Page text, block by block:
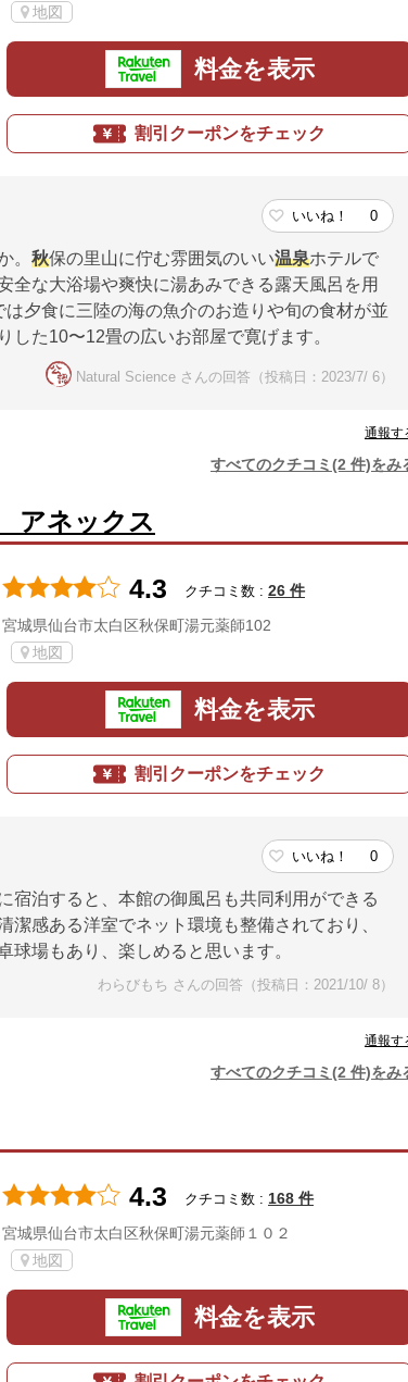
地図
料金を表示
割引クーポンをチェック
いいね！ 0
。 秋保の里山に佇む雰囲気のいい温泉ホテルで
全な大浴場や爽快に湯あみできる露天風呂を用
夕食に三陸の海の魚介のお造りや旬の食材が並
た10〜12畳の広いお部屋で寛げます。
Natural Science さんの回答（投稿日：2023/7/ 6）
通報す
すべてのクチコミ(2 件)をみ
アネックス
4.3 クチコミ数 : 26 件
宮城県仙台市太白区秋保町湯元薬師102
地図
料金を表示
割引クーポンをチェック
いいね！ 0
宿泊すると、本館の御風呂も共同利用ができる
感ある洋室でネット環境も整備されており、
場もあり、楽しめると思います。
わらびもち さんの回答（投稿日：2021/10/ 8）
通報す
すべてのクチコミ(2 件)をみ
4.3 クチコミ数 : 168 件
宮城県仙台市太白区秋保町湯元薬師１０２
地図
料金を表示